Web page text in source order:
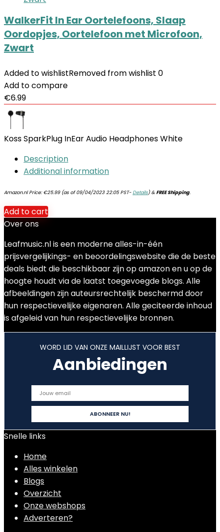
WalkerFit In Ear Oortelefoons, Slaap
Oordopjes, Oortelefoon met Microfoon,
Zwart
Added to wishlistRemoved from wishlist 0
Add to compare
€6.99
Koss SparkPlug InEar Audio Headphones White
Description
Additional information
Amazon.nl Price: €25.99(as of 09/04/2023 22:05 PST-Details)&FREE Shipping.
Add to cart
Over ons
Leafmusic.nl is een moderne alles-in-één
prijsvergelijkings- en beoordelingswebsite die de beste
deals biedt die beschikbaar zijn op amazon en u op de
hoogte houdt via de laatst toegevoegde blogs. Alle
afbeeldingen zijn auteursrechtelijk beschermd door
hun respectievelijke eigenaren. Alle geciteerde inhoud
is afgeleid van hun respectievelijke bronnen.
WORD LID VAN ONZE MAILLIJST VOOR BEST
Aanbiedingen
Snelle links
Home
Alles winkelen
Blogs
Overzicht
Onze webshops
Adverteren?